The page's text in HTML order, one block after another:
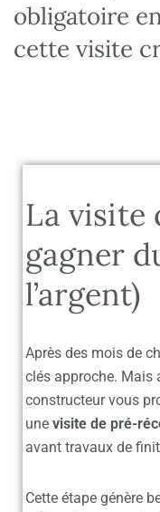
obligatoire
cette visite
La visite
gagner
l’argent)
Après des mois de
clés approche. Mais
constructeur vous
une visite de pré-
avant travaux de
Cette étape génère